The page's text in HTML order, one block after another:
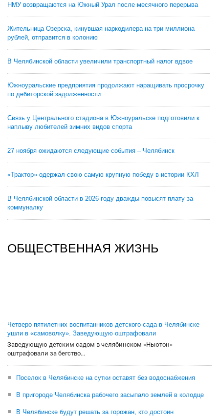
НМУ возвращаются на Южный Урал после месячного перерыва
Жительница Озерска, кинувшая наркодилера на три миллиона
рублей, отправится в колонию
В Челябинской области увеличили транспортный налог вдвое
Южноуральские предприятия продолжают наращивать просрочку
по дебиторской задолженности
Связь у Центрального стадиона в Южноуральске подготовили к
наплыву любителей зимних видов спорта
27 ноября ожидаются следующие события – Челябинск
«Трактор» одержал свою самую крупную победу в истории КХЛ
В Челябинской области в 2026 году дважды повысят плату за
коммуналку
ОБЩЕСТВЕННАЯ ЖИЗНЬ
Четверо пятилетних воспитанников детского сада в Челябинске
ушли в «самоволку». Заведующую оштрафовали
Заведующую детским садом в челябинском «Ньютон»
оштрафовали за бегство...
Поселок в Челябинске на сутки оставят без водоснабжения
В пригороде Челябинска рабочего засыпало землей в колодце
В Челябинске будут решать за горожан, кто достоин